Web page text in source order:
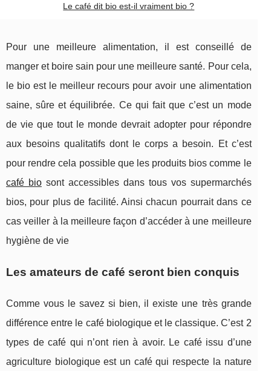
Le café dit bio est-il vraiment bio ?
Pour une meilleure alimentation, il est conseillé de
manger et boire sain pour une meilleure santé. Pour cela,
le bio est le meilleur recours pour avoir une alimentation
saine, sûre et équilibrée. Ce qui fait que c’est un mode
de vie que tout le monde devrait adopter pour répondre
aux besoins qualitatifs dont le corps a besoin. Et c’est
pour rendre cela possible que les produits bios comme le
café biosont accessibles dans tous vos supermarchés
bios, pour plus de facilité. Ainsi chacun pourrait dans ce
cas veiller à la meilleure façon d’accéder à une meilleure
hygiène de vie
Les amateurs de café seront bien conquis
Comme vous le savez si bien, il existe une très grande
différence entre le café biologique et le classique. C’est 2
types de café qui n’ont rien à avoir. Le café issu d’une
agriculture biologique est un café qui respecte la nature